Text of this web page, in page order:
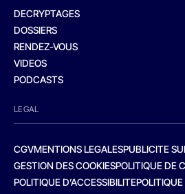
DECRYPTAGES
DOSSIERS
RENDEZ-VOUS
VIDEOS
PODCASTS
LEGAL
CGVMENTIONS LEGALESPUBLICITE
GESTION DES COOKIESPOLITIQUE DE
POLITIQUE D’ACCESSIBILITE